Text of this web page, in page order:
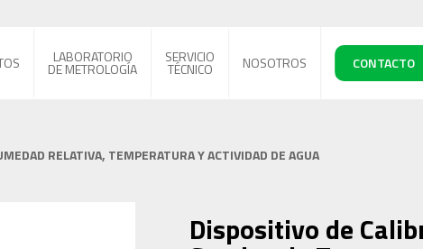
LABORATORIO
DE METROLOGÍA
SERVICIO
TÉCNICO NOSOTROS CONTACTO
RELATIVA, TEMPERATURA Y ACTIVIDAD DE AGUA
Dispositivo de